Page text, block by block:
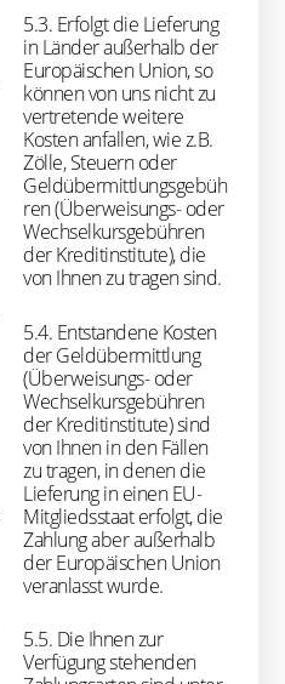
5.3. Erfolgt die Lieferung
in Länder außerhalb der
Europäischen Union, so
können von uns nicht zu
vertretende weitere
Kosten anfallen, wie z.B.
Zölle, Steuern oder
Geldübermittlungsgebüh
ren (Überweisungs- oder
Wechselkursgebühren
der Kreditinstitute), die
von Ihnen zu tragen sind.
5.4. Entstandene Kosten
der Geldübermittlung
(Überweisungs- oder
Wechselkursgebühren
der Kreditinstitute) sind
von Ihnen in den Fällen
zu tragen, in denen die
Lieferung in einen EU-
Mitgliedsstaat erfolgt, die
Zahlung aber außerhalb
der Europäischen Union
veranlasst wurde.
5.5. Die Ihnen zur
Verfügung stehenden